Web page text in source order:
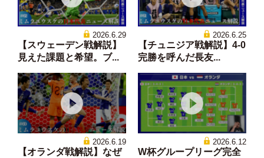
2026.6.29
【スウェーデン戦解説】
見えた課題と希望。ブ...
2026.6.25
【チュニジア戦解説】4-0
完勝を呼んだ長友...
2026.6.19
【オランダ戦解説】なぜ
2026.6.12
W杯グループリーグ完全